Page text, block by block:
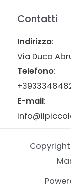
Contatti
Indirizzo:
Via Duca
Telefono:
E-mail: